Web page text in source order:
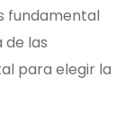
fundamental
de las
para elegir la